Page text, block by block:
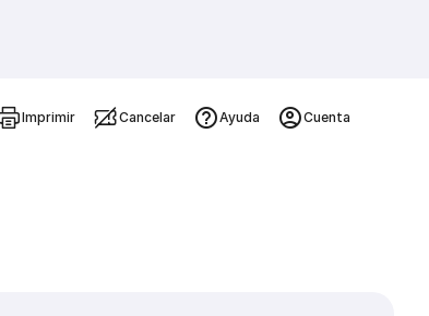
Imprimir Cancelar Ayuda Cuenta